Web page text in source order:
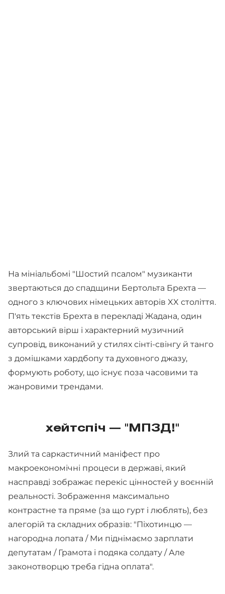
На мініальбомі "Шостий псалом" музиканти
звертаються до спадщини Бертольта Брехта —
одного з ключових німецьких авторів XX століття.
П'ять текстів Брехта в перекладі Жадана, один
авторський вірш і характерний музичний
супровід, виконаний у стилях сінті-свінгу й танго
з домішками хардбопу та духовного джазу,
формують роботу, що існує поза часовими та
жанровими трендами.
хейтспіч — "МПЗД!"
Злий та саркастичний маніфест про
макроекономічні процеси в державі, який
насправді зображає перекіс цінностей у воєнній
реальності. Зображення максимально
контрастне та пряме (за що гурт і люблять), без
алегорій та складних образів: "Піхотинцю —
нагородна лопата / Ми піднімаємо зарплати
депутатам / Грамота і подяка солдату / Але
законотворцю треба гідна оплата".